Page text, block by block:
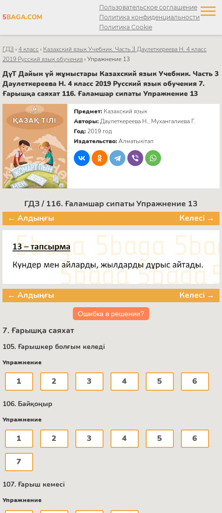
5BAGA.COM
Пользовательское соглашение
Политика конфиденциальности
Политика Cookie
ГДЗ ›4 класс › Казахский язык Учебник. Часть 3 Даулеткереева Н. 4 класс
2019 Русский язык обучения›Упражнение 13
ДүТ Дайын үй жұмыстары Казахский язык Учебник. Часть 3
Даулеткереева Н. 4 класс 2019 Русский язык обучения 7.
Ғарышқа саяхат 116. Ғаламшар сипаты Упражнение 13
Предмет: Казахский язык
Авторы:Даулеткереева Н., Мухангалиева Г.
Год: 2019 год
Издательство:Алматыкітап
ГДЗ / 116. Ғаламшар сипаты Упражнение 13
← Алдыңғы
Келесі →
← Алдыңғы Келесі →
Ошибка в решении?
7. Ғарышқа саяхат
105. Ғарышкер болғым келеді
Упражнение
1 2 3 4 5 6
106. Байқоңыр
Упражнение
1 2 3 4 5 6
7
107. Ғарыш кемесі
Упражнение